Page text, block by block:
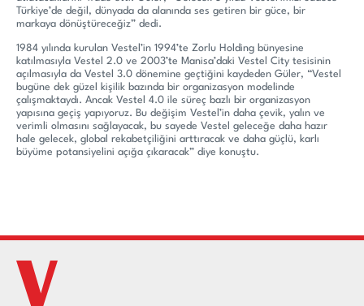
Türkiye’de değil, dünyada da alanında ses getiren bir güce, bir
markaya dönüştüreceğiz” dedi.
1984 yılında kurulan Vestel’in 1994’te Zorlu Holding bünyesine
katılmasıyla Vestel 2.0 ve 2003’te Manisa’daki Vestel City tesisinin
açılmasıyla da Vestel 3.0 dönemine geçtiğini kaydeden Güler, “Vestel
bugüne dek güzel kişilik bazında bir organizasyon modelinde
çalışmaktaydı. Ancak Vestel 4.0 ile süreç bazlı bir organizasyon
yapısına geçiş yapıyoruz. Bu değişim Vestel’in daha çevik, yalın ve
verimli olmasını sağlayacak, bu sayede Vestel geleceğe daha hazır
hale gelecek, global rekabetçiliğini arttıracak ve daha güçlü, karlı
büyüme potansiyelini açığa çıkaracak” diye konuştu.